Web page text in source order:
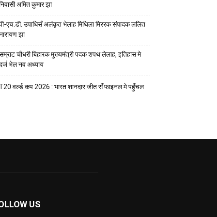
अमित कुमार झा
एच.डी. उपाधिसँ अलंकृत भेलाह मिथिला मिररक संपादक ललित
झा
चौधरी बिहारक मुख्यमंत्री पदक शपथ लेलाह, इतिहास मे
भेल नव अध्याय
वर्ल्ड कप 2026 : भारत शानदार जीत सँ फाइनल मे पहुँचल
US